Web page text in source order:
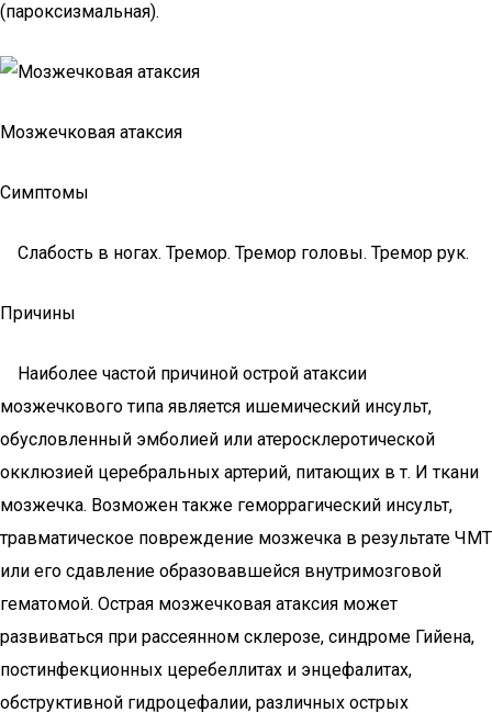
(пароксизмальная).
Мозжечковая атаксия
Симптомы
Слабость в ногах. Тремор. Тремор головы. Тремор рук.
Причины
Наиболее частой причиной острой атаксии
мозжечкового типа является ишемический инсульт,
обусловленный эмболией или атеросклеротической
окклюзией церебральных артерий, питающих в т. И ткани
мозжечка. Возможен также геморрагический инсульт,
травматическое повреждение мозжечка в результате ЧМТ
или его сдавление образовавшейся внутримозговой
гематомой. Острая мозжечковая атаксия может
развиваться при рассеянном склерозе, синдроме Гийена,
постинфекционных церебеллитах и энцефалитах,
обструктивной гидроцефалии, различных острых